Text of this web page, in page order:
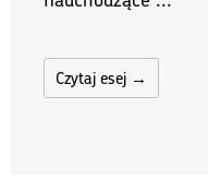
Czytaj esej →